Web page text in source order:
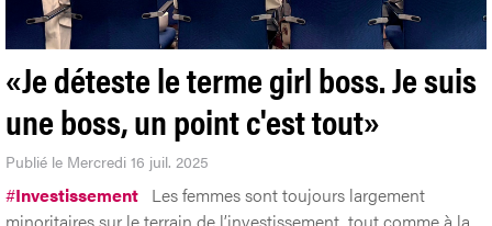
«Je déteste le terme girl boss. Je suis
une boss, un point c'est tout»
Publié le Mercredi 16 juil. 2025
#Investissement Les femmes sont toujours largement